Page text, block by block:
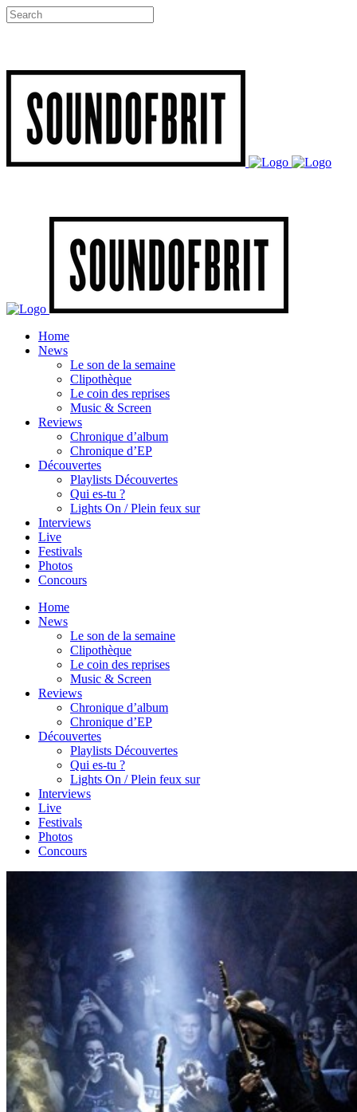
Home
News
Le son de la semaine
Clipothèque
Le coin des reprises
Music & Screen
Reviews
Chronique d’album
Chronique d’EP
Découvertes
Playlists Découvertes
Qui es-tu ?
Lights On / Plein feux sur
Interviews
Live
Festivals
Photos
Concours
Home
News
Le son de la semaine
Clipothèque
Le coin des reprises
Music & Screen
Reviews
Chronique d’album
Chronique d’EP
Découvertes
Playlists Découvertes
Qui es-tu ?
Lights On / Plein feux sur
Interviews
Live
Festivals
Photos
Concours